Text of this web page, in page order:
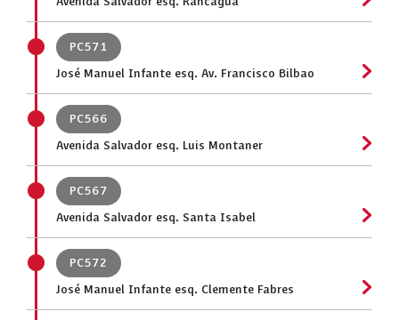
PC571
José Manuel Infante esq. Av. Francisco Bilbao
PC566
Avenida Salvador esq. Luis Montaner
PC567
Avenida Salvador esq. Santa Isabel
PC572
José Manuel Infante esq. Clemente Fabres